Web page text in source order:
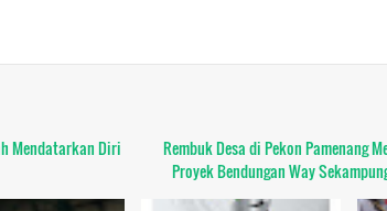
Mendatarkan Diri
Rembuk Desa di Pekon Pamenang
Proyek Bendungan Way